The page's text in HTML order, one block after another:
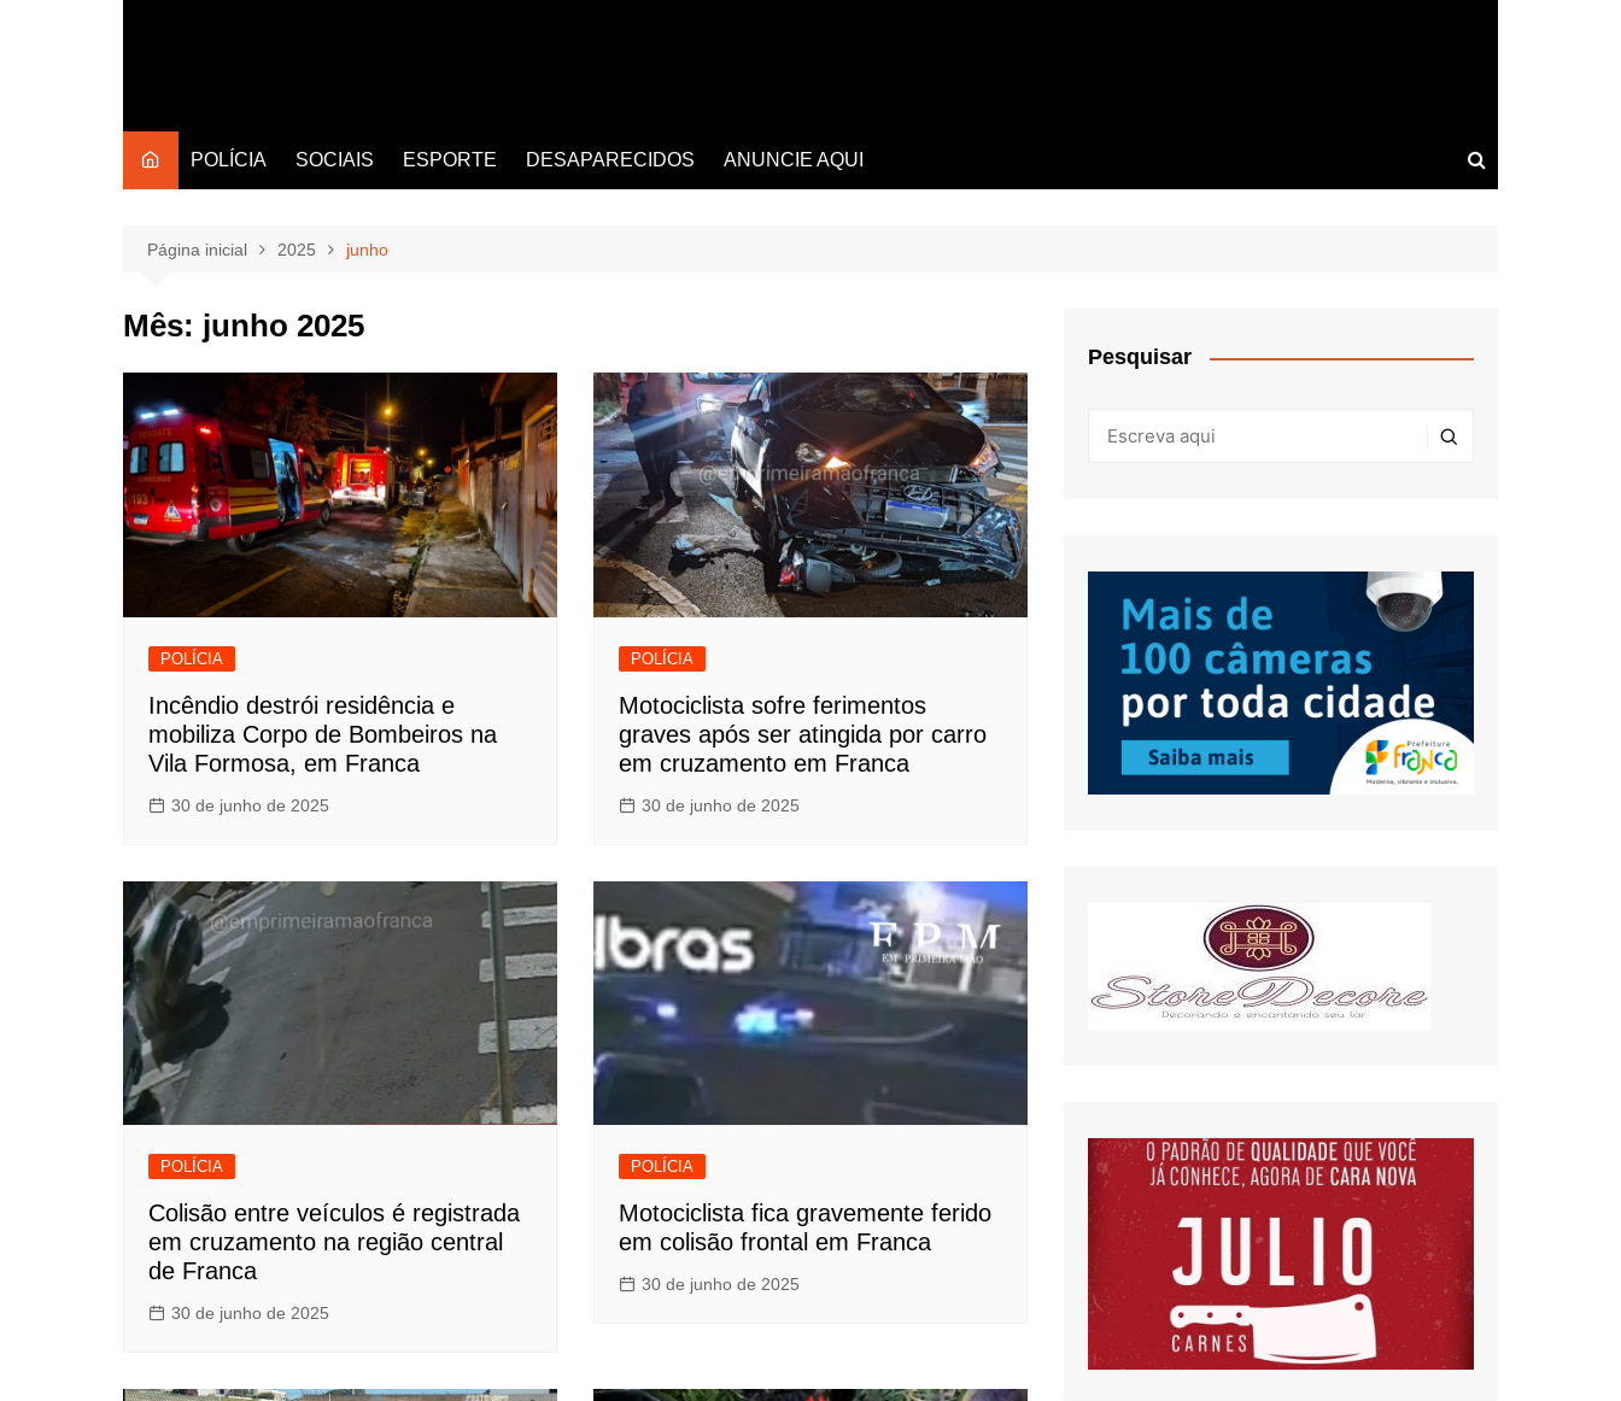
POLÍCIA SOCIAIS ESPORTE DESAPARECIDOS ANUNCIE AQUI
Página inicial 2025 junho
Mês: junho 2025
POLÍCIA
Incêndio destrói residência e
mobiliza Corpo de Bombeiros na
Vila Formosa, em Franca
30 de junho de 2025
POLÍCIA
Motociclista sofre ferimentos
graves após ser atingida por carro
em cruzamento em Franca
30 de junho de 2025
POLÍCIA
Colisão entre veículos é registrada
em cruzamento na região central
de Franca
30 de junho de 2025
POLÍCIA
Motociclista fica gravemente ferido
em colisão frontal em Franca
30 de junho de 2025
Pesquisar